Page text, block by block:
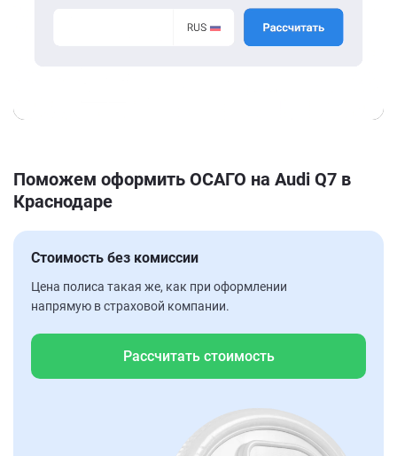
Поможем оформить ОСАГО на Audi Q7 в
Краснодаре
Стоимость без комиссии
Цена полиса такая же, как при оформлении
напрямую в страховой компании.
Рассчитать стоимость